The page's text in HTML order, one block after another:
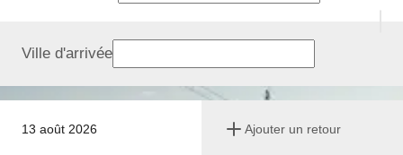
13 août 2026 Ajouter un retour
Ville d'arrivée